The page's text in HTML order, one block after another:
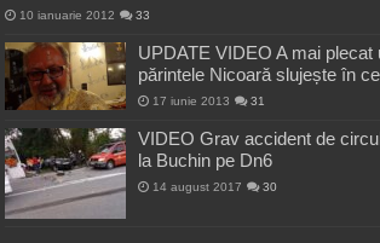
10 ianuarie 2012 33
UPDATE VIDEO A mai plecat
părintele Nicoară slujește în
17 iunie 2013 31
VIDEO Grav accident de
la Buchin pe Dn6
14 august 2017 30